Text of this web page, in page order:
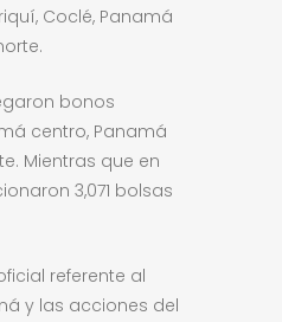
Coclé, Panamá
bonos
centro, Panamá
Mientras que en
3,071 bolsas
referente al
y las acciones del